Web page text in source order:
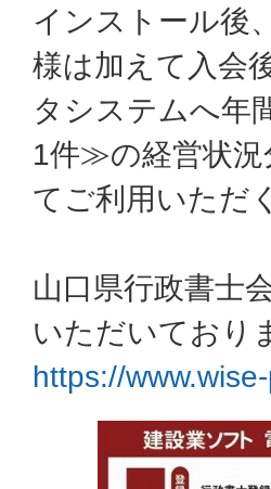
インストール後
様は加えて入会
タシステムへ年
1件≫の経営状況
てご利用いただ
山口県行政書士
いただいており
https://